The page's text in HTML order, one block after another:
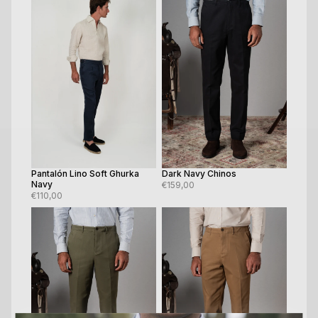
Ver todas las tiendas →
Pantalón Lino Soft Ghurka
Navy
€110,00
Dark Navy Chinos
€159,00